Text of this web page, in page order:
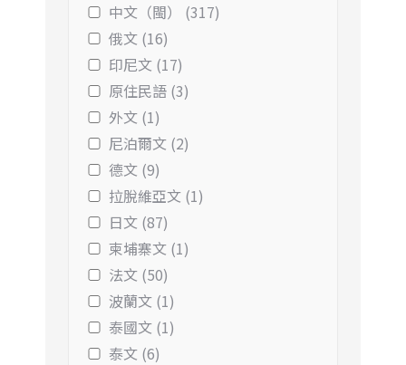
中文（閩） (317)
俄文 (16)
印尼文 (17)
原住民語 (3)
外文 (1)
尼泊爾文 (2)
德文 (9)
拉脫維亞文 (1)
日文 (87)
柬埔寨文 (1)
法文 (50)
波蘭文 (1)
泰國文 (1)
泰文 (6)